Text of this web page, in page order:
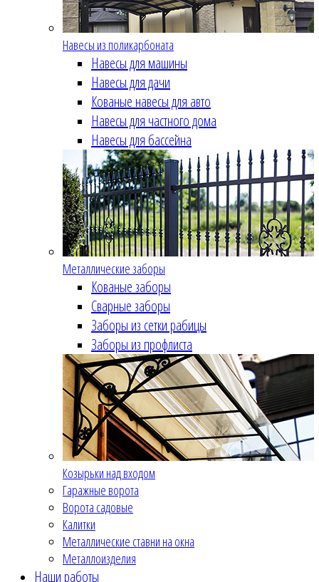
Навесы из поликарбоната
Навесы для машины
Навесы для дачи
Кованые навесы для авто
Навесы для частного дома
Навесы для бассейна
Металлические заборы
Кованые заборы
Сварные заборы
Заборы из сетки рабицы
Заборы из профлиста
Козырьки над входом
Гаражные ворота
Ворота садовые
Калитки
Металлические ставни на окна
Металлоизделия
Наши работы